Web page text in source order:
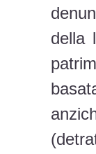
della